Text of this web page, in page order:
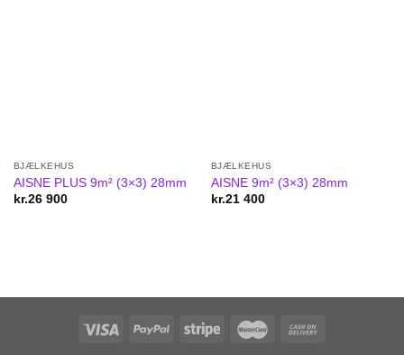
BJÆLKEHUS
AISNE PLUS 9m² (3×3) 28mm
kr.26 900
BJÆLKEHUS
AISNE 9m² (3×3) 28mm
kr.21 400